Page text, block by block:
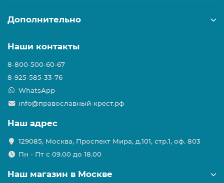
Дополнительно
Наши контакты
8-800-500-60-67
8-925-585-33-76
WhatsApp
info@православный-крест.рф
Наш адрес
129085, Москва, Проспект Мира, д.101, стр.1, оф. 803
Пн - Пт с 09.00 до 18.00
Наш магазин в Москве